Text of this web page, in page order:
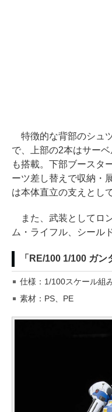
特徴的な背部のシュ
で、上部の2本はサー
も搭載。下部ブースタ
ーツ差し替えで収納・
は本体直立の支えとし
また、武装としてロ
ム・ライフル、シール
「RE/100 1/100 ガ
仕様：1/100スケール組
素材：PS、PE